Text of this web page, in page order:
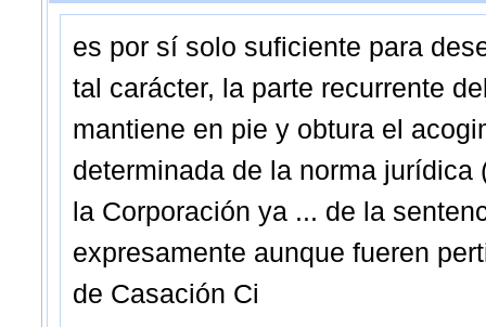
es por sí solo suficiente para
tal carácter, la parte recurrente
mantiene en pie y obtura el
determinada de la norma
la Corporación ya ... de la
expresamente aunque fueren
de Casación Ci